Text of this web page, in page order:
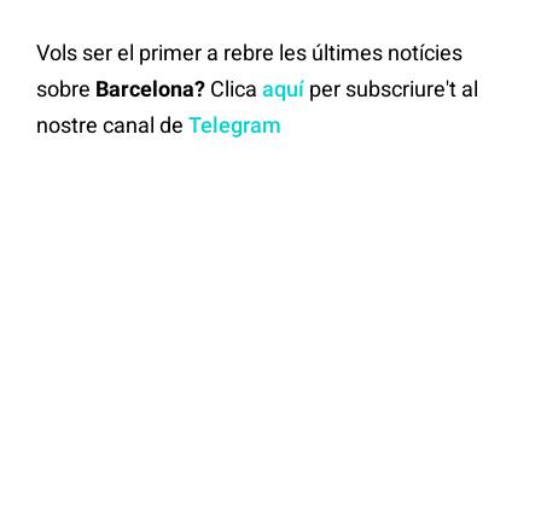
Vols ser el primer a rebre les últimes notícies
sobre Barcelona? Clica aquíper subscriure't al
nostre canal de Telegram